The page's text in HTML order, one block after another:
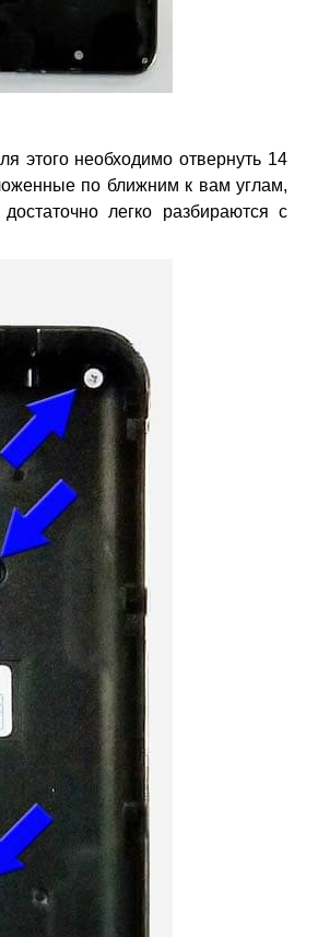
этого необходимо отвернуть 14
по ближним к вам углам,
легко разбираются с